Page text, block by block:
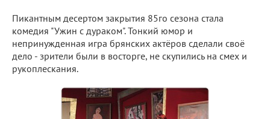
Пикантным десертом закрытия 85го сезона стала
комедия "Ужин с дураком". Тонкий юмор и
непринужденная игра брянских актёров сделали своё
дело - зрители были в восторге, не скупились на смех и
рукоплескания.